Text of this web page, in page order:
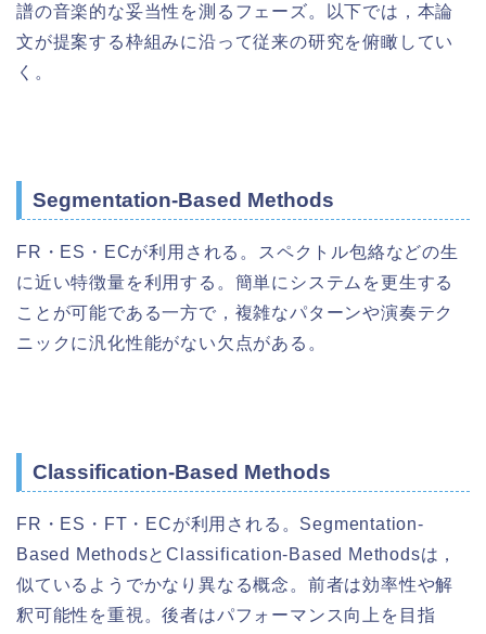
譜の音楽的な妥当性を測るフェーズ。以下では，本論
文が提案する枠組みに沿って従来の研究を俯瞰してい
く。
Segmentation-Based Methods
FR・ES・ECが利用される。スペクトル包絡などの生
に近い特徴量を利用する。簡単にシステムを更生する
ことが可能である一方で，複雑なパターンや演奏テク
ニックに汎化性能がない欠点がある。
Classification-Based Methods
FR・ES・FT・ECが利用される。Segmentation-
Based MethodsとClassification-Based Methodsは，
似ているようでかなり異なる概念。前者は効率性や解
釈可能性を重視。後者はパフォーマンス向上を目指